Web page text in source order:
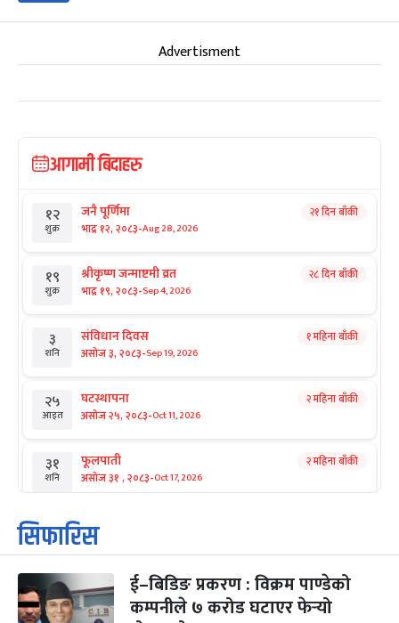
Advertisment
आगामी बिदाहरु
१२
शुक्र
जनै पूर्णिमा
भाद्र १२, २०८३-Aug 28, 2026
२१ दिन बाँकी
१९
शुक्र
श्रीकृष्ण जन्माष्टमी व्रत
भाद्र १९, २०८३-Sep 4, 2026
२८ दिन बाँकी
३
शनि
संविधान दिवस
असोज ३, २०८३-Sep 19, 2026
१ महिना बाँकी
२५
आइत
घटस्थापना
असोज २५, २०८३-Oct 11, 2026
२ महिना बाँकी
३१
शनि
फूलपाती
असोज ३१ , २०८३-Oct 17, 2026
२ महिना बाँकी
१
आइत
कार्तिक सङ्क्रान्ति
कार्तिक १, २०८३
३
मंगल
महानवमी
कार्तिक ३, २०८३-Oct 20, 2026
२ महिना बाँकी
सिफारिस
ई–बिडिङ प्रकरण : विक्रम पाण्डेको
कम्पनीले ७ करोड घटाएर फेर्‍यो